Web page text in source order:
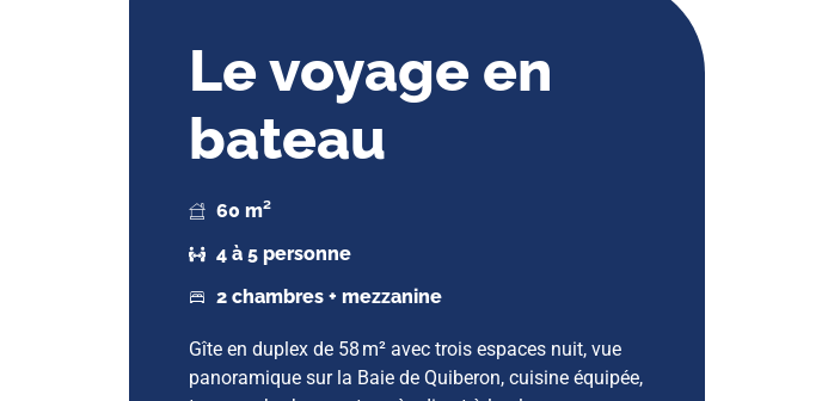
Le voyage en
bateau
60 m²
4 à 5 personne
2 chambres + mezzanine
Gîte en duplex de 58 m² avec trois espaces nuit, vue
panoramique sur la Baie de Quiberon, cuisine équipée,